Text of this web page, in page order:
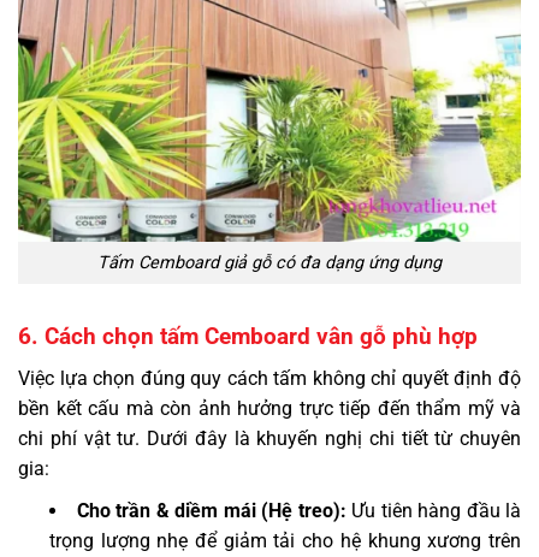
Tấm Cemboard giả gỗ có đa dạng ứng dụng
6. Cách chọn tấm Cemboard vân gỗ phù hợp
Việc lựa chọn đúng quy cách tấm không chỉ quyết định độ
bền kết cấu mà còn ảnh hưởng trực tiếp đến thẩm mỹ và
chi phí vật tư. Dưới đây là khuyến nghị chi tiết từ chuyên
gia:
Cho trần & diềm mái (Hệ treo): Ưu tiên hàng đầu là
trọng lượng nhẹ để giảm tải cho hệ khung xương trên